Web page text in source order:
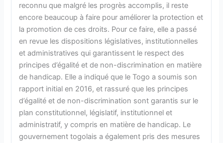
reconnu que malgré les progrès accomplis, il reste
encore beaucoup à faire pour améliorer la protection et
la promotion de ces droits. Pour ce faire, elle a passé
en revue les dispositions législatives, institutionnelles
et administratives qui garantissent le respect des
principes d’égalité et de non-discrimination en matière
de handicap. Elle a indiqué que le Togo a soumis son
rapport initial en 2016, et rassuré que les principes
d’égalité et de non-discrimination sont garantis sur le
plan constitutionnel, législatif, institutionnel et
administratif, y compris en matière de handicap. Le
gouvernement togolais a également pris des mesures